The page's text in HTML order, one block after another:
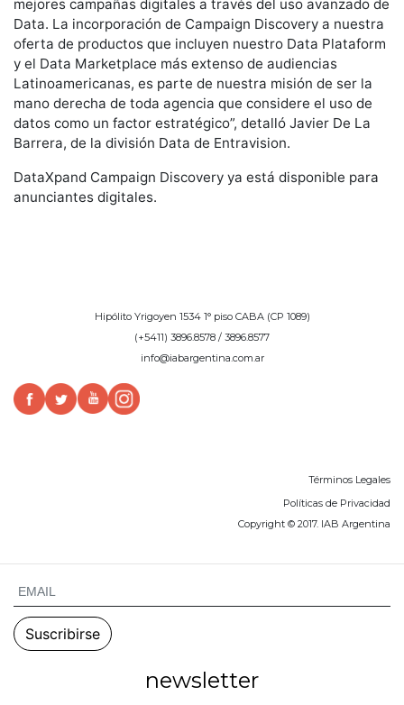
mejores campañas digitales a través del uso avanzado de
Data. La incorporación de Campaign Discovery a nuestra
oferta de productos que incluyen nuestro Data Plataform
y el Data Marketplace más extenso de audiencias
Latinoamericanas, es parte de nuestra misión de ser la
mano derecha de toda agencia que considere el uso de
datos como un factor estratégico”, detalló Javier De La
Barrera, de la división Data de Entravision.
DataXpand Campaign Discovery ya está disponible para
anunciantes digitales.
Hipólito Yrigoyen 1534 1° piso CABA (CP 1089)
(+5411) 3896.8578 / 3896.8577
info@iabargentina.com.ar
Términos Legales
Políticas de Privacidad
Copyright © 2017. IAB Argentina
newsletter